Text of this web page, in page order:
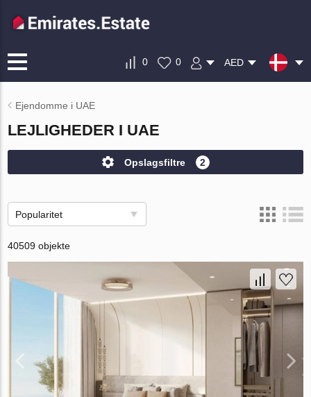
0 0 AED
Ejendomme i UAE
LEJLIGHEDER I UAE
Opslagsfiltre 2
Popularitet
40509 objekte